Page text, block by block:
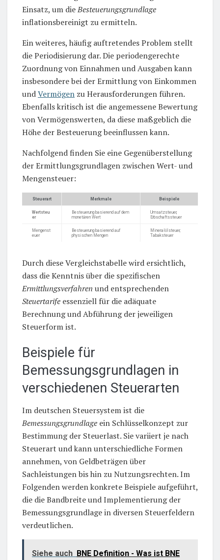
Einsatz, um dieBesteuerungsgrundlage
inflationsbereinigt zu ermitteln.
Ein weiteres, häufig auftretendes Problem stellt
die Periodisierung dar. Die periodengerechte
Zuordnung von Einnahmen und Ausgaben kann
insbesondere bei der Ermittlung von Einkommen
undVermögen zu Herausforderungen führen.
Ebenfalls kritisch ist die angemessene Bewertung
von Vermögenswerten, da diese maßgeblich die
Höhe der Besteuerung beeinflussen kann.
Nachfolgend finden Sie eine Gegenüberstellung
der Ermittlungsgrundlagen zwischen Wert- und
Mengensteuer:
Steuerart Merkmale Beispiele
Wertsteu
er
Besteuerung basierend auf dem
monetären Wert
Umsatzsteuer,
Erbschaftssteuer
Mengenst
euer
Besteuerung basierend auf
physischen Mengen
Mineralölsteuer,
Tabaksteuer
Durch diese Vergleichstabelle wird ersichtlich,
dass die Kenntnis über die spezifischen
Ermittlungsverfahren und entsprechenden
Steuertarife essenziell für die adäquate
Berechnung und Abführung der jeweiligen
Steuerform ist.
Beispiele für
Bemessungsgrundlagen in
verschiedenen Steuerarten
Im deutschen Steuersystem ist die
Bemessungsgrundlage ein Schlüsselkonzept zur
Bestimmung der Steuerlast. Sie variiert je nach
Steuerart und kann unterschiedliche Formen
annehmen, von Geldbeträgen über
Sachleistungen bis hin zu Nutzungsrechten. Im
Folgenden werden konkrete Beispiele aufgeführt,
die die Bandbreite und Implementierung der
Bemessungsgrundlage in diversen Steuerfeldern
verdeutlichen.
Siehe auch BNE Definition - Was ist BNE